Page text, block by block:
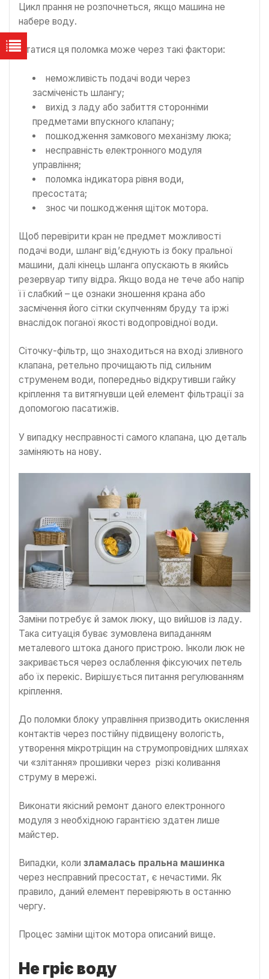
Цикл прання не розпочнеться, якщо машина не
набере воду.
Статися ця поломка може через такі фактори:
неможливість подачі води через
засміченість шлангу;
вихід з ладу або забиття сторонніми
предметами впускного клапану;
пошкодження замкового механізму люка;
несправність електронного модуля
управління;
поломка індикатора рівня води,
пресостата;
знос чи пошкодження щіток мотора.
Щоб перевірити кран не предмет можливості
подачі води, шланг від’єднують із боку пральної
машини, далі кінець шланга опускають в якийсь
резервуар типу відра. Якщо вода не тече або напір
її слабкий – це ознаки зношення крана або
засмічення його сітки скупченням бруду та іржі
внаслідок поганої якості водопровідної води.
Сіточку-фільтр, що знаходиться на вході зливного
клапана, ретельно прочищають під сильним
струменем води, попередньо відкрутивши гайку
кріплення та витягнувши цей елемент фільтрації за
допомогою пасатижів.
У випадку несправності самого клапана, цю деталь
заміняють на нову.
Заміни потребує й замок люку, що вийшов із ладу.
Така ситуація буває зумовлена випаданням
металевого штока даного пристрою. Інколи люк не
закривається через ослаблення фіксуючих петель
або їх перекіс. Вирішується питання регулюванням
кріплення.
До поломки блоку управління призводить окислення
контактів через постійну підвищену вологість,
утворення мікротріщин на струмопровідних шляхах
чи «злітання» прошивки через різкі коливання
струму в мережі.
Виконати якісний ремонт даного електронного
модуля з необхідною гарантією здатен лише
майстер.
Випадки, коли зламалась пральна машинка
через несправний пресостат, є нечастими. Як
правило, даний елемент перевіряють в останню
чергу.
Процес заміни щіток мотора описаний вище.
Не гріє воду